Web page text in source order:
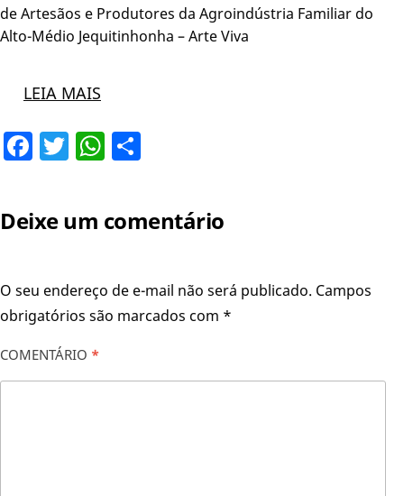
de Artesãos e Produtores da Agroindústria Familiar do
Alto-Médio Jequitinhonha – Arte Viva
LEIA MAIS
Facebook
TwitterWhatsApp
Deixe um comentário
O seu endereço de e-mail não será publicado. Campos
obrigatórios são marcados com *
COMENTÁRIO *